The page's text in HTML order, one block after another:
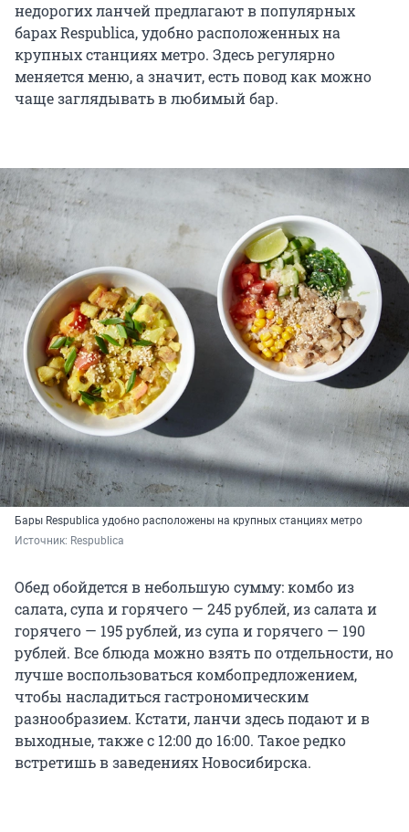
недорогих ланчей предлагают в популярных
барах Respublica, удобно расположенных на
крупных станциях метро. Здесь регулярно
меняется меню, а значит, есть повод как можно
чаще заглядывать в любимый бар.
Бары Respublica удобно расположены на крупных станциях метро
Источник: Respublica
Обед обойдется в небольшую сумму: комбо из
салата, супа и горячего — 245 рублей, из салата и
горячего — 195 рублей, из супа и горячего — 190
рублей. Все блюда можно взять по отдельности, но
лучше воспользоваться комбопредложением,
чтобы насладиться гастрономическим
разнообразием. Кстати, ланчи здесь подают и в
выходные, также с 12:00 до 16:00. Такое редко
встретишь в заведениях Новосибирска.